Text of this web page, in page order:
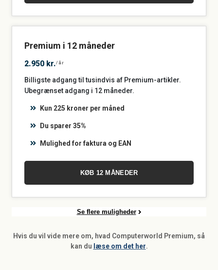
Premium i 12 måneder
2.950 kr./år
Billigste adgang til tusindvis af Premium-artikler.
Ubegrænset adgang i 12 måneder.
Kun 225 kroner per måned
Du sparer 35%
Mulighed for faktura og EAN
KØB 12 MÅNEDER
Se flere muligheder
Hvis du vil vide mere om, hvad Computerworld Premium, så
kan du læse om det her.